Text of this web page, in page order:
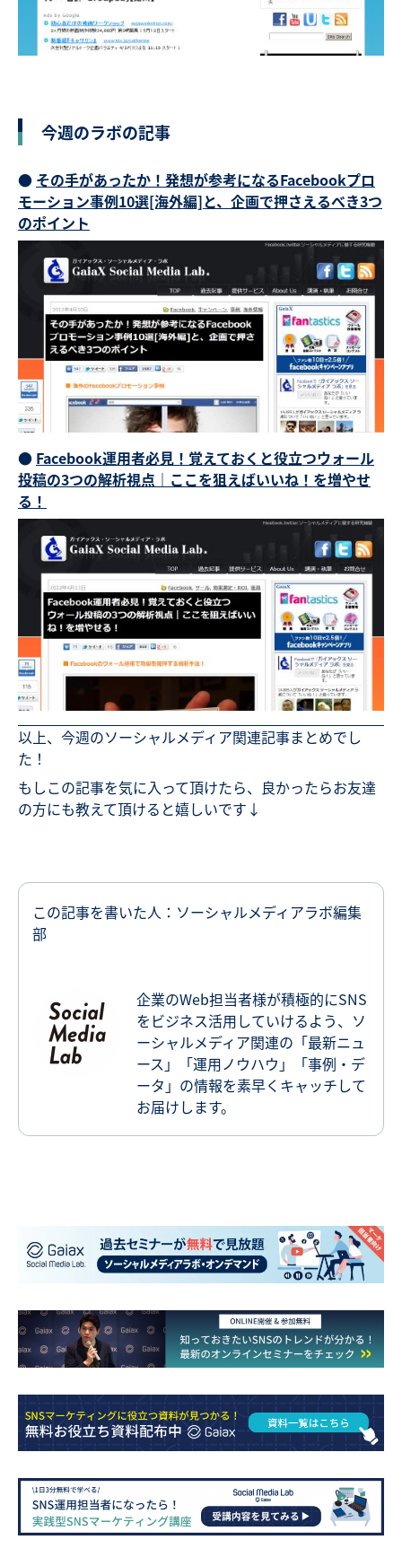
今週のラボの記事
● その手があったか！発想が参考になるFacebookプロ
モーション事例10選[海外編]と、企画で押さえるべき3つ
のポイント
● Facebook運用者必見！覚えておくと役立つウォール
投稿の3つの解析視点｜ここを狙えばいいね！を増やせ
る！
以上、今週のソーシャルメディア関連記事まとめでし
た！
もしこの記事を気に入って頂けたら、良かったらお友達
の方にも教えて頂けると嬉しいです↓
この記事を書いた人：ソーシャルメディアラボ編集
部
企業のWeb担当者様が積極的にSNS
をビジネス活用していけるよう、ソ
ーシャルメディア関連の「最新ニュ
ース」「運用ノウハウ」「事例・デ
ータ」の情報を素早くキャッチして
お届けします。